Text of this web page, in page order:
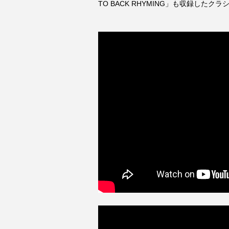
TO BACK RHYMING」も収録したクラ